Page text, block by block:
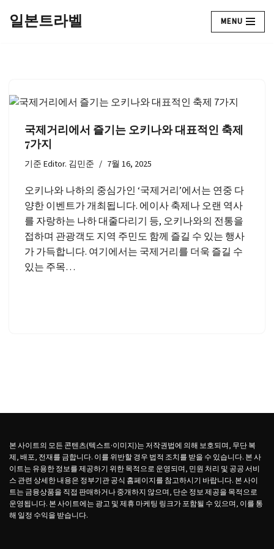
건
일본트라벨 MENU
국제거리에서 즐기는 오키나와 대표적인 축제
7가지
기준Editor. 김민준 7월 16, 2025
오키나와 나하의 중심가인 ‘국제거리’에서는 연중 다
양한 이벤트가 개최됩니다. 에이사 축제나 오랜 역사
를 자랑하는 나하 대줄다리기 등, 오키나와의 전통을
접하며 관광객도 지역 주민도 함께 즐길 수 있는 행사
가 가득합니다. 여기에서는 국제거리를 더욱 즐길 수
있는 주목…
본 사이트의 모든 콘텐츠(텍스트·이미지)는 저작권법에 의해 보호되며, 무단 복
제, 배포, 전재를 금합니다. 이를 위반할 경우 법적 조치를 받을 수 있습니다. 본 사
이트는 유용한 정보를 제공하기 위한 목적으로 운영되며, 민원 처리 및 공공 서비
스 관련 상세한 내용은 정부기관 공식 홈페이지를 참고하시기 바랍니다. 본 사이
트는 금융상품을 직접 판매하거나 중개하지 않으며, 단순 정보 제공을 목적으로
운영됩니다. 본 사이트에는 광고 및 제휴 마케팅 링크가 포함될 수 있으며, 이를 통
해 일정 수익을 받습니다.